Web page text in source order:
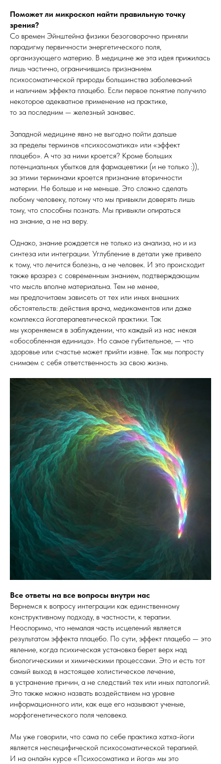
Поможет ли микроскоп найти правильную точку
зрения?
Со времен Эйнштейна физики безоговорочно приняли
парадигму первичности энергетического поля,
организующего материю. В медицине же эта идея прижилась
лишь частично, ограничившись признанием
психосоматической природы большинства заболеваний
и наличием эффекта плацебо. Если первое понятие получило
некоторое адекватное применение на практике,
то за последним — железный занавес.
Западной медицине явно не выгодно пойти дальше
за пределы терминов «психосоматика» или «эффект
плацебо». А что за ними кроется? Кроме больших
потенциальных убытков для фармацевтики (и не только :)),
за этими терминами кроется признание вторичности
материи. Не больше и не меньше. Это сложно сделать
любому человеку, потому что мы привыкли доверять лишь
тому, что способны познать. Мы привыкли опираться
на знание, а не на веру.
Однако, знание рождается не только из анализа, но и из
синтеза или интеграции. Углубление в детали уже привело
к тому, что лечится болезнь, а не человек. И это происходит
также вразрез с современным знанием, подтверждающим
что мысль вполне материальна. Тем не менее,
мы предпочитаем зависеть от тех или иных внешних
обстоятельств: действия врача, медикаментов или даже
комплекса йогатерапевтической практики. Так
мы укореняемся в заблуждении, что каждый из нас некая
«обособленная единица». Но самое губительное, — что
здоровье или счастье может прийти извне. Так мы попросту
снимаем с себя ответственность за свою жизнь.
Все ответы на все вопросы внутри нас
Вернемся к вопросу интеграции как единственному
конструктивному подходу, в частности, к терапии.
Неоспоримо, что немалая часть исцелений является
результатом эффекта плацебо. По сути, эффект плацебо — это
явление, когда психическая установка берет верх над
биологическими и химическими процессами. Это и есть тот
самый выход в настоящее холистическое лечение,
в устранение причин, а не следствий тех или иных патологий.
Это также можно назвать воздействием на уровне
информационного или, как еще его называют ученые,
морфогенетического поля человека.
Мы уже говорили, что сама по себе практика хатха-йоги
является неспецифической психосоматической терапией.
И на онлайн курсе «Психосоматика и йога» мы это